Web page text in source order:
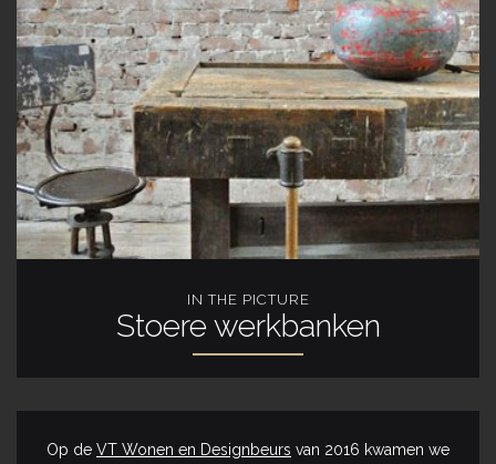
IN THE PICTURE
Stoere werkbanken
Op de VT Wonen en Designbeurs van 2016 kwamen we